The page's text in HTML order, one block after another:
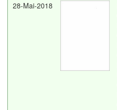
28-Mai-2018